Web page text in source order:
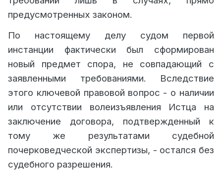
предусмотренных законом.
По настоящему делу судом первой
инстанции фактически был сформирован
новый предмет спора, не совпадающий с
заявленными требованиями.
Вследствие
этого ключевой правовой вопрос - о наличии
или отсутствии волеизъявления Истца на
заключение договора, подтвержденный к
тому же результатами судебной
почерковедческой экспертизы, - остался без
судебного разрешения.